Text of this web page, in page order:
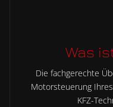
Was
Die fachgerechte
Motorsteuerung
KFZ-